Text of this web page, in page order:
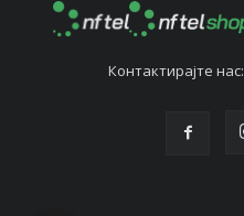
Контактирајтe нас: